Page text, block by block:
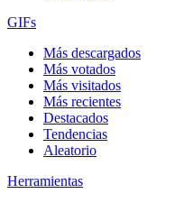
GIFs
Más descargados
Más votados
Más visitados
Más recientes
Destacados
Tendencias
Aleatorio
Herramientas